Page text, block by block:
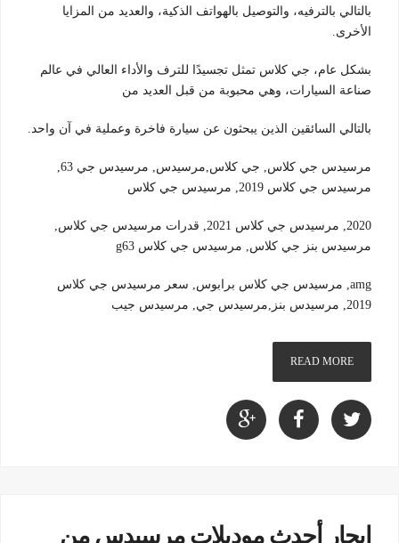
بالتالي بالترفيه، والتوصيل بالهواتف الذكية، والعديد من المزايا
الأخرى.
بشكل عام، جي كلاس تمثل تجسيدًا للترف والأداء العالي في عالم
صناعة السيارات، وهي محبوبة من قبل العديد من
بالتالي السائقين الذين يبحثون عن سيارة فاخرة وعملية في آن واحد.
مرسيدس جي كلاس, جي كلاس,مرسيدس, مرسيدس جي 63,
مرسيدس جي كلاس 2019, مرسيدس جي كلاس
2020, مرسيدس جي كلاس 2021, قدرات مرسيدس جي كلاس,
مرسيدس بنز جي كلاس, مرسيدس جي كلاس g63
amg, مرسيدس جي كلاس برابوس, سعر مرسيدس جي كلاس
2019, مرسيدس بنز,مرسيدس جي, مرسيدس جيب
READ MORE
ايجار أحدث موديلات مرسيدس من